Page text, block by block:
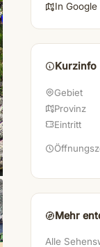
In
Kurzinfo
Gebiet
Provinz
Eintritt
Mehr
Alle